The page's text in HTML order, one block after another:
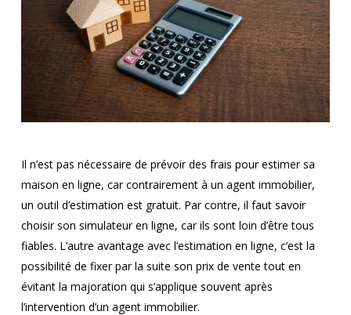
Il n’est pas nécessaire de prévoir des frais pour estimer sa
maison en ligne, car contrairement à un agent immobilier,
un outil d’estimation est gratuit. Par contre, il faut savoir
choisir son simulateur en ligne, car ils sont loin d’être tous
fiables. L’autre avantage avec l’estimation en ligne, c’est la
possibilité de fixer par la suite son prix de vente tout en
évitant la majoration qui s’applique souvent après
l’intervention d’un agent immobilier.